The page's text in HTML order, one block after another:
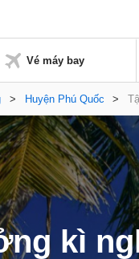
Vé máy bay
> Huyện Phú Quốc >
kì